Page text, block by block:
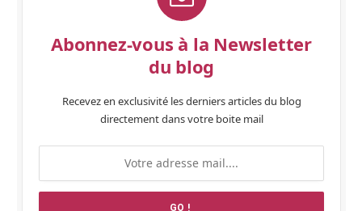
Abonnez-vous à la Newsletter
du blog
Recevez en exclusivité les derniers articles du blog
directement dans votre boite mail